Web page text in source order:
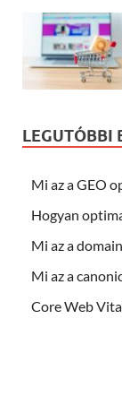
LEGUTÓBBI
Mi az a GEO
Hogyan
Mi az a
Mi az a
Core Web